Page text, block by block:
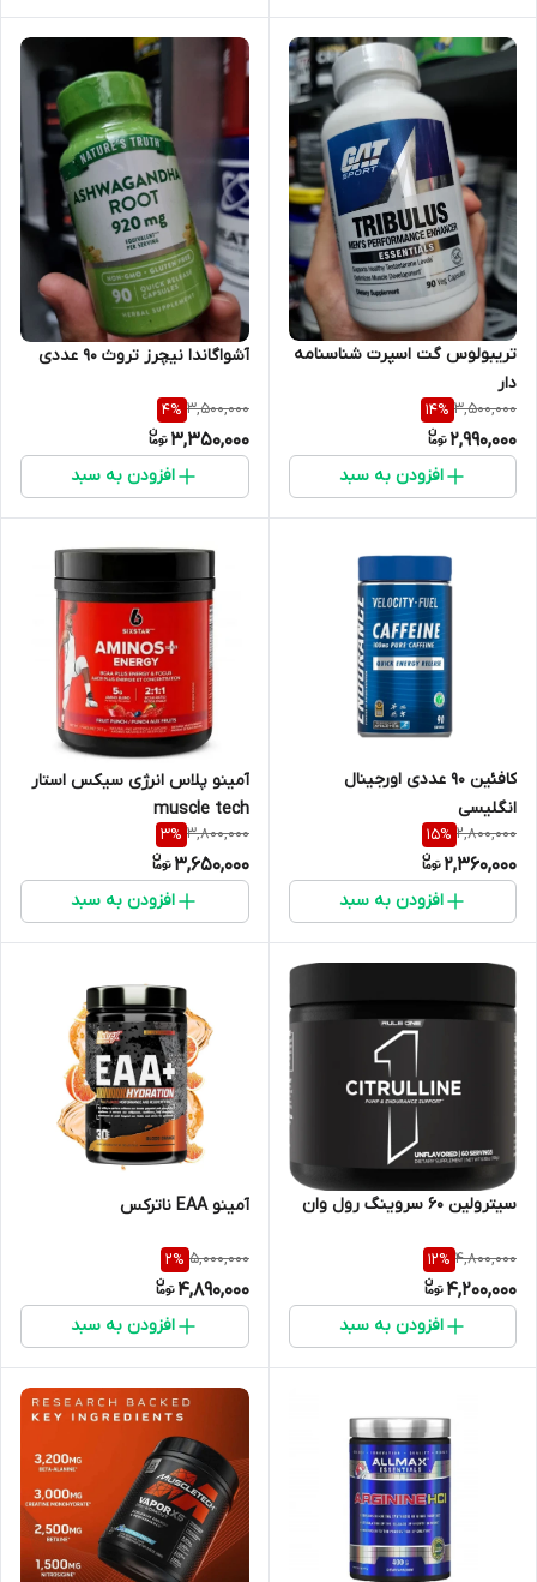
تریبولوس گت اسپرت شناسنامه
دار
3,500,000
14%
2,990,000
افزودن به سبد
آشواگاندا نیچرز تروث ۹۰ عددی
3,500,000
4%
3,350,000
افزودن به سبد
کافئین ۹۰ عددی اورجینال
انگلیسی
2,800,000
15%
2,360,000
افزودن به سبد
آمینو پلاس انرژی سیکس استار
muscle tech
3,800,000
3%
3,650,000
افزودن به سبد
سیترولین ۶۰ سروینگ رول وان
4,800,000
12%
4,200,000
افزودن به سبد
آمینو EAA ناترکس
5,000,000
2%
4,890,000
افزودن به سبد